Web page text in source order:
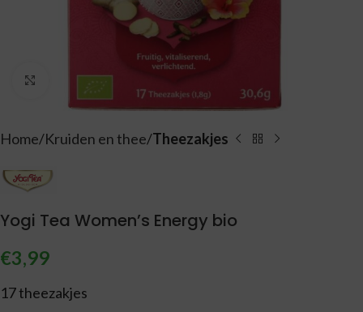
Vergroten
Home Kruiden en thee Theezakjes
Yogi Tea Women’s Energy bio
€3,99
17 theezakjes